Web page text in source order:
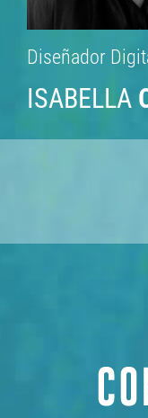
Diseñador
ISABELLA